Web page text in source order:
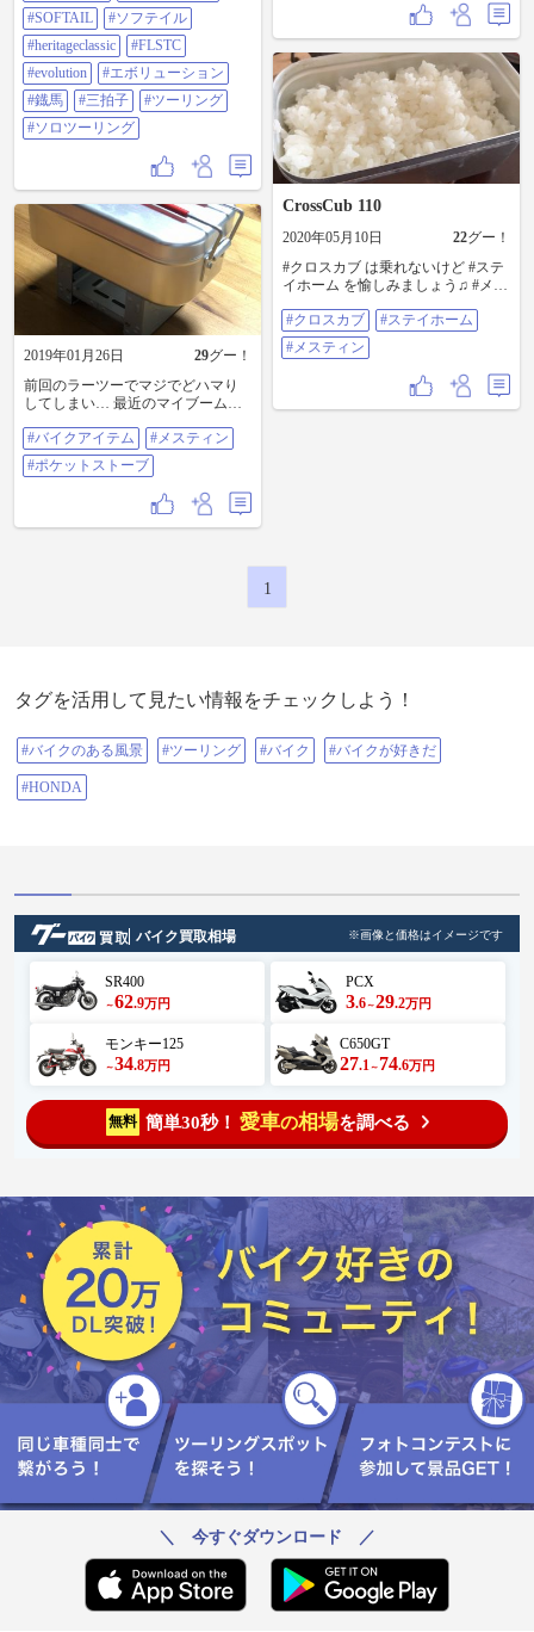
#SOFTAIL
#ソフテイル
#heritageclassic
#FLSTC
#evolution
#エボリューション
#鐡馬
#三拍子
#ツーリング
#ソロツーリング
CrossCub 110
2020年05月10日 22グー！
#クロスカブ は乗れないけど #ステ
イホーム を愉しみましょう♫ #メス
#クロスカブ
#ステイホーム
#メスティン
2019年01月26日 29グー！
前回のラーツーでマジでどハマり
してしまい… 最近のマイブームの
新しく仕入れてきました！ 入荷待
ちでなかなか手に入らなかったメ
スティンが嬉しい(^.^) 次回はメス
ティンでお米を炊くのに挑戦して
ム #メスティン #ポケットストーブ
#バイクアイテム
#メスティン
#ポケットストーブ
1
タグを活用して見たい情報をチェックしよう！
#バイクのある風景 #ツーリング #バイク #バイクが好きだ
#HONDA
バイク買取相場 ※画像と価格はイメージです
SR400
～62.9万円
PCX
3.6～29.2万円
モンキー125
～34.8万円
C650GT
27.1 ～ 74.6万円
無料 簡単30秒！ 愛車の相場を調べる
＼ 今すぐダウンロード ／